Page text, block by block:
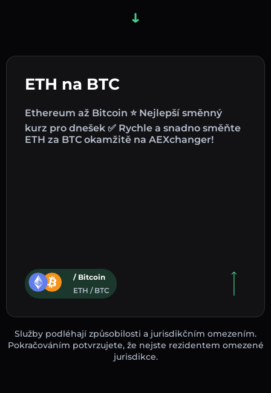
ETH na BTC
Ethereum až Bitcoin ⭐ Nejlepší směnný
kurz pro dnešek ✅ Rychle a snadno směňte
ETH za BTC okamžitě na AEXchanger!
/ Bitcoin
ETH / BTC
Služby podléhají způsobilosti a jurisdikčním omezením.
Pokračováním potvrzujete, že nejste rezidentem omezené
jurisdikce.